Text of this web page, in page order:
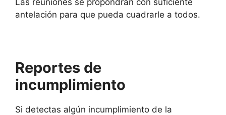
Las reuniones se propondrán con suficiente
antelación para que pueda cuadrarle a todos.
Reportes de
incumplimiento
Si detectas algún incumplimiento de la